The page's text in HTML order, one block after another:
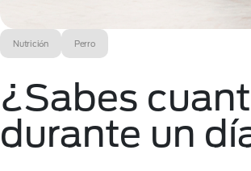
Nutrición Perro
¿Sabes
durante un